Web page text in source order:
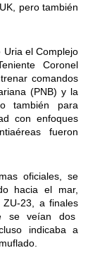
pero también
Uria el Complejo
Coronel
comandos
(PNB) y la
también para
con enfoques
fueron
oficiales, se
hacia el mar,
ZU-23, a finales
se veían dos
indicaba a